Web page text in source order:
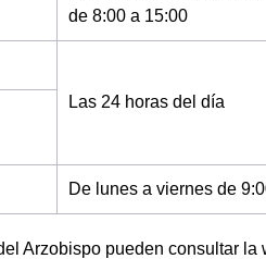
de 8:00 a 15:00
Las 24 horas del día
De lunes a viernes de
Arzobispo pueden consultar